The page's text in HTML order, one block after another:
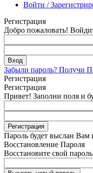
Войти /
Регистрация
Добро пожаловать!
Забыли пароль? Получи
Регистрация
Регистрация
Привет! Заполни поля и
Пароль будет выслан Вам
Восстановление Пароля
Восстановите свой пароль